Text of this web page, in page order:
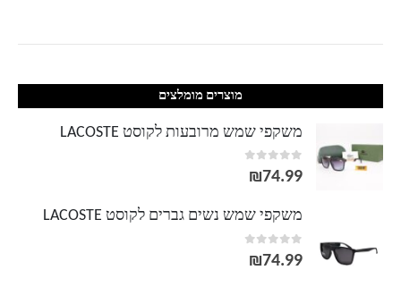
מוצרים מומלצים
משקפי שמש מרובעות לקוסט LACOSTE
0
out of 5
₪74.99
משקפי שמש נשים גברים לקוסט LACOSTE
0
out of 5
₪74.99